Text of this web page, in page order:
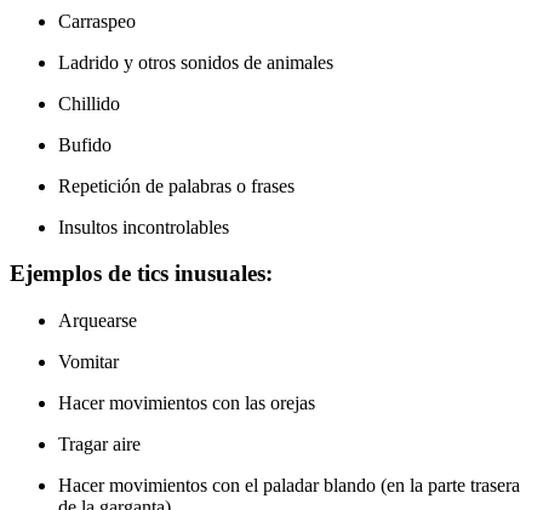
Carraspeo
Ladrido y otros sonidos de animales
Chillido
Bufido
Repetición de palabras o frases
Insultos incontrolables
Ejemplos de tics inusuales:
Arquearse
Vomitar
Hacer movimientos con las orejas
Tragar aire
Hacer movimientos con el paladar blando (en la parte trasera